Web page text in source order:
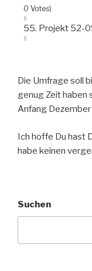
0 Votes)
55. Projekt 52-
Die Umfrage soll
genug Zeit haben
Anfang Dezember
Ich hoffe Du hast
habe keinen
Suchen